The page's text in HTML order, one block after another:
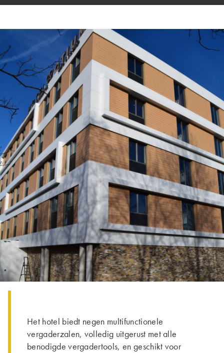
Het hotel biedt negen multifunctionele
vergaderzalen, volledig uitgerust met alle
benodigde vergadertools, en geschikt voor